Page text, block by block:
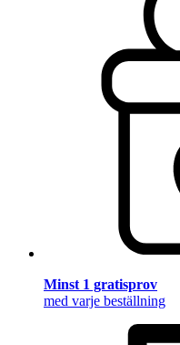
Minst 1 gratisprov
med varje beställning